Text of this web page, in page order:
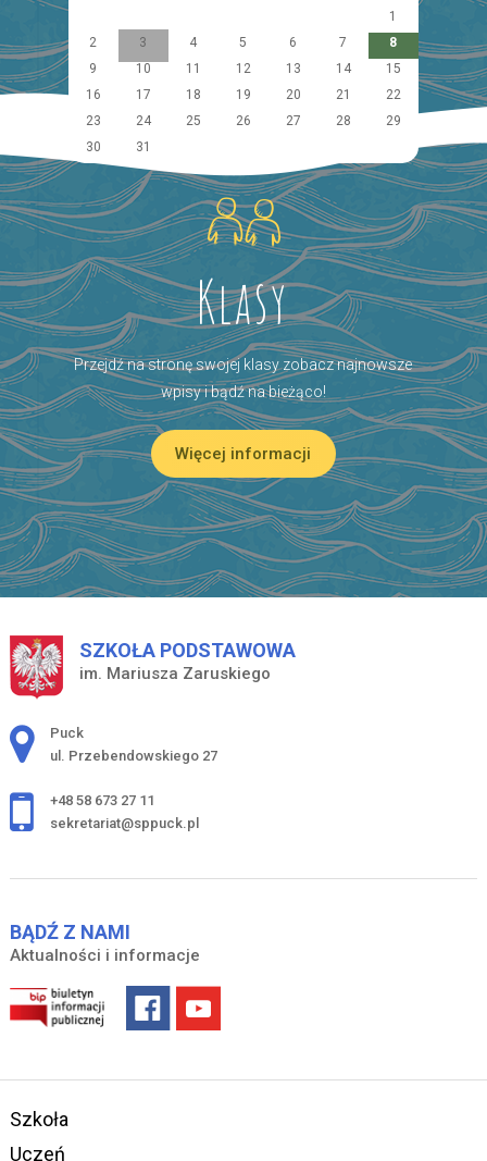
1
2
3 4 5 6 7
8
9
10 11 12 13 14
15
16
17 18 19 20 21
22
23
24 25 26 27 28
29
30
31
Klasy
Przejdź na stronę swojej klasy zobacz najnowsze
wpisy i bądź na bieżąco!
Więcej informacji
SZKOŁA PODSTAWOWA
im. Mariusza Zaruskiego
Adres pocztowy:
Puck
ul. Przebendowskiego 27
+48 58 673 27 11
sekretariat@sppuck.pl
BĄDŹ Z NAMI
Aktualności i informacje
Szkoła
Uczeń